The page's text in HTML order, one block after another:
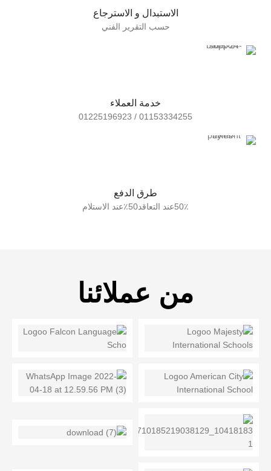
الاستبدال و الاسترجاع
حسب التقرير الفني
خدمة العملاء
01153334255 / 01225196923
طرق الدفع
50٪عند التعاقد50٪عند الاستلام
من عملائنا